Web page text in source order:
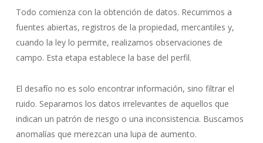
Todo comienza con la obtención de datos. Recurrimos a
fuentes abiertas, registros de la propiedad, mercantiles y,
cuando la ley lo permite, realizamos observaciones de
campo. Esta etapa establece la base del perfil.
El desafío no es solo encontrar información, sino filtrar el
ruido. Separamos los datos irrelevantes de aquellos que
indican un patrón de riesgo o una inconsistencia. Buscamos
anomalías que merezcan una lupa de aumento.